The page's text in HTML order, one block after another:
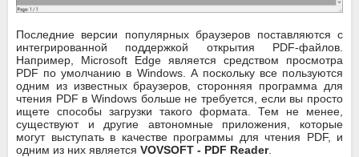
Последние версии популярных браузеров поставляются с
интегрированной поддержкой открытия PDF-файлов.
Например, Microsoft Edge является средством просмотра
PDF по умолчанию в Windows. А поскольку все пользуются
одним из известных браузеров, сторонняя программа для
чтения PDF в Windows больше не требуется, если вы просто
ищете способы загрузки такого формата. Тем не менее,
существуют и другие автономные приложения, которые
могут выступать в качестве программы для чтения PDF, и
одним из них является VOVSOFT - PDF Reader.